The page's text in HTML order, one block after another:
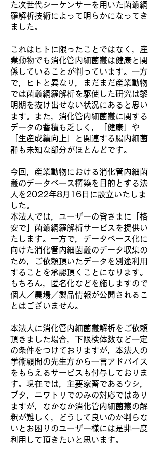
た次世代シーケンサーを用いた菌叢網
羅解析技術によって明らかになってき
ました。
これはヒトに限ったことではなく，産
業動物でも消化管内細菌叢は健康と関
係していることが判っています。一方
で，ヒトと異なり，まだまだ産業動物
では菌叢網羅解析を駆使した研究は黎
明期を抜け出せない状況にあると思い
ます。また，消化管内細菌叢に関する
データの蓄積も乏しく，「健康」や
「生産成績向上」と関連する腸内細菌
群も未知な部分がほとんどです。
今回，産業動物における消化管内細菌
叢のデータベース構築を目的とする法
人を2022年8月16日に設立いたしま
した。
本法人では，ユーザーの皆さまに「格
安で」菌叢網羅解析サービスを提供い
たします。一方で，データベース化に
向けた消化管内細菌叢のデータ収集の
ため，ご依頼頂いたデータを別途利用
することを承認頂くことになります。
もちろん，匿名化などを施しますので
個人／農場／製品情報が公開されるこ
とはございません。
本法人に消化管内細菌叢解析をご依頼
頂きました場合，下限検体数など一定
の条件をつけておりますが，本法人の
学術顧問の先生方から一言アドバイス
をもらえるサービスも付与しておりま
す。現在では，主要家畜であるウシ，
ブタ，ニワトリでのみの対応ではあり
ますが，なかなか消化管内細菌叢の解
釈が難しく，どうして良いのか判らな
いとお困りのユーザー様には是非一度
利用して頂きたいと思います。